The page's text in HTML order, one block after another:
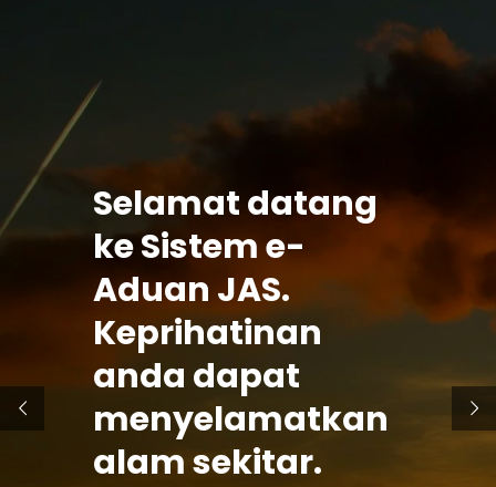
Selamat datang
ke Sistem e-
Aduan JAS.
Keprihatinan
anda dapat
menyelamatkan
alam sekitar.